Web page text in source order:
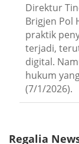
Direktur
Brigjen Pol
praktik
terjadi,
digital.
hukum
(7/1/2026).
Regalia